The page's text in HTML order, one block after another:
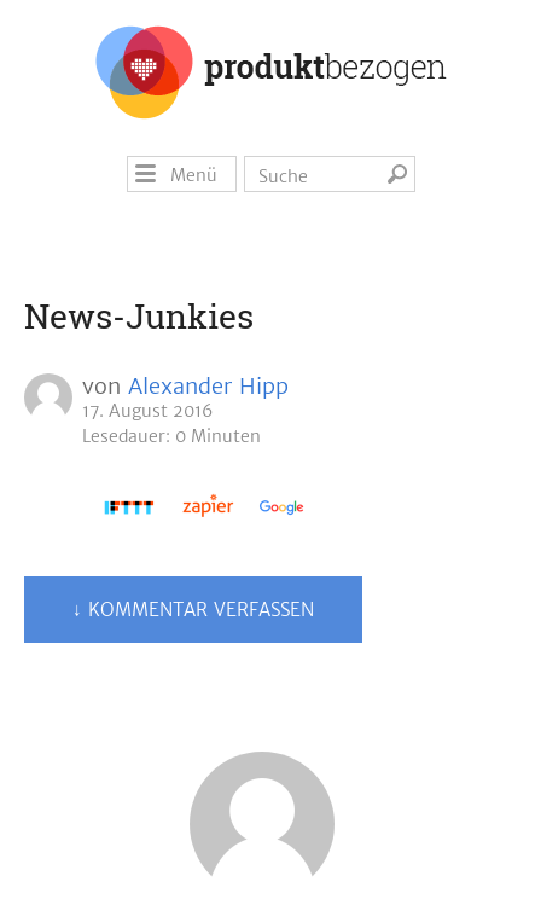
Menü
News-Junkies
von Alexander Hipp
17. August 2016
Lesedauer: 0 Minuten
↓ KOMMENTAR VERFASSEN